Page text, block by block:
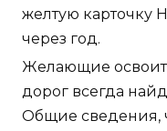
желтую карточку
через год.
Желающие
дорог всегда
Общие сведения,